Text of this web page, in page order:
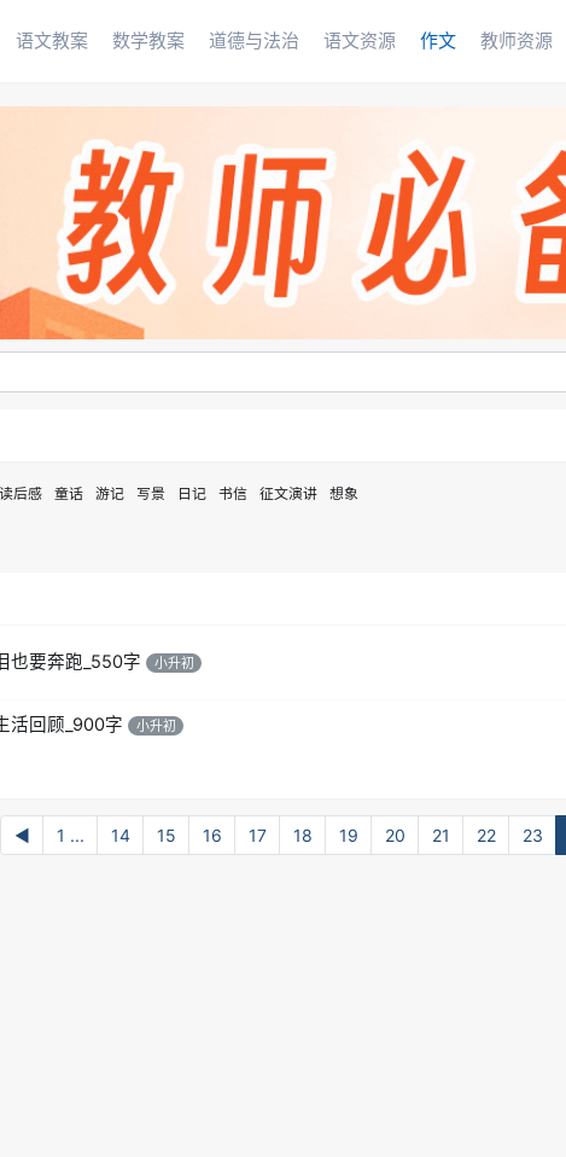
语文教案 数学教案 道德与法治 语文资源 作文 教师资源
读后感 童话 游记 写景 日记 书信 征文演讲
想象
也要奔跑_550字 小升初
活回顾_900字 小升初
◀ 1 ... 14 15 16 17 18 19 20 21 22 23